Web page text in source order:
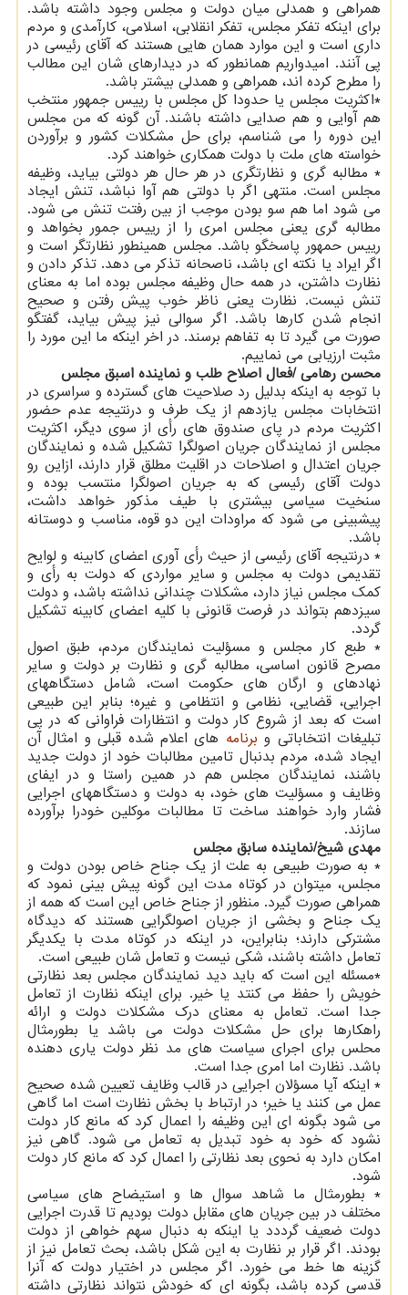
همراهی و همدلی میان دولت و مجلس وجود داشته باشد.
برای اینکه تفکر مجلس، تفکر انقلابی، اسلامی، کارآمدی و مردم
داری است و این موارد همان هایی هستند که آقای رئیسی در
پی آنند. امیدواریم همانطور که در دیدارهای شان این مطالب
را مطرح کرده اند، همراهی و همدلی بیشتر باشد.
*اکثریت مجلس یا حدودا کل مجلس با رییس جمهور منتخب
هم آوایی و هم صدایی داشته باشند. آن گونه که من مجلس
این دوره را می شناسم، برای حل مشکلات کشور و برآوردن
خواسته های ملت با دولت همکاری خواهند کرد.
* مطالبه گری و نظارتگری در هر حال هر دولتی بیاید، وظیفه
مجلس است. منتهی اگر با دولتی هم آوا نباشد، تنش ایجاد
می شود اما هم سو بودن موجب از بین رفتت تنش می شود.
مطالبه گری یعنی مجلس امری را از رییس جمور بخواهد و
رییس حمهور پاسخگو باشد. مجلس همینطور نظارتگر است و
اگر ایراد یا نکته ای باشد، ناصحانه تذکر می دهد. تذکر دادن و
نظارت داشتن، در همه حال وظیفه مجلس بوده اما به معنای
تنش نیست. نظارت یعنی ناظر خوب پیش رفتن و صحیح
انجام شدن کارها باشد. اگر سوالی نیز پیش بیاید، گفتگو
صورت می گیرد تا به تفاهم برسند. در اخر اینکه ما این مورد را
مثبت ارزیابی می نماییم.
محسن رهامی /فعال اصلاح طلب و نماینده اسبق مجلس
با توجه به اینکه بدلیل رد صلاحیت های گسترده و سراسری در
انتخابات مجلس یازدهم از یک طرف و درنتیجه عدم حضور
اکثریت مردم در پای صندوق های رأی از سوی دیگر، اکثریت
مجلس از نمایندگان جریان اصولگرا تشکیل شده و نمایندگان
جریان اعتدال و اصلاحات در اقلیت مطلق قرار دارند، ازاین رو
دولت آقای رئیسی که به جریان اصولگرا منتسب بوده و
سنخیت سیاسی بیشتری با طیف مذکور خواهد داشت،
پیشبینی می شود که مراودات این دو قوه، مناسب و دوستانه
باشد.
* درنتیجه آقای رئیسی از حیث رأی آوری اعضای کابینه و لوایح
تقدیمی دولت به مجلس و سایر مواردی که دولت به رأی و
کمک مجلس نیاز دارد، مشکلات چندانی نداشته باشد، و دولت
سیزدهم بتواند در فرصت قانونی با کلیه اعضای کابینه تشکیل
گردد.
* طبع کار مجلس و مسؤلیت نمایندگان مردم، طبق اصول
مصرح قانون اساسی، مطالبه گری و نظارت بر دولت و سایر
نهادهای و ارگان های حکومت است، شامل دستگاههای
اجرایی، قضایی، نظامی و انتظامی و غیره؛ بنابر این طبیعی
است که بعد از شروع کار دولت و انتظارات فراوانی که در پی
تبلیغات انتخاباتی و برنامه های اعلام شده قبلی و امثال آن
ایجاد شده، مردم بدنبال تامین مطالبات خود از دولت جدید
باشند، نمایندگان مجلس هم در همین راستا و در ایفای
وظایف و مسؤلیت های خود، به دولت و دستگاههای اجرایی
فشار وارد خواهند ساخت تا مطالبات موکلین خودرا برآورده
سازند.
مهدی شیخ/نماینده سابق مجلس
* به صورت طبیعی به علت از یک جناح خاص بودن دولت و
مجلس، میتوان در کوتاه مدت این گونه پیش بینی نمود که
همراهی صورت گیرد. منظور از جناح خاص این است که همه از
یک جناح و بخشی از جریان اصولگرایی هستند که دیدگاه
مشترکی دارند؛ بنابراین، در اینکه در کوتاه مدت با یکدیگر
تعامل داشته باشند، شکی نیست و تعامل شان طبیعی است.
*مسئله این است که باید دید نمایندگان مجلس بعد نظارتی
خویش را حفظ می کنتد یا خیر. برای اینکه نظارت از تعامل
جدا است. تعامل به معنای درک مشکلات دولت و ارائه
راهکارها برای حل مشکلات دولت می باشد یا بطورمثال
محلس برای اجرای سیاست های مد نظر دولت یاری دهنده
باشد. نظارت اما امری جدا است.
* اینکه آیا مسؤلان اجرایی در قالب وظایف تعیین شده صحیح
عمل می کنند یا خیر؛ در ارتباط با بخش نظارت است اما گاهی
می شود بگونه ای این وظیفه را اعمال کرد که مانع کار دولت
نشود که خود به خود تبدیل به تعامل می شود. گاهی نیز
امکان دارد به نحوی بعد نظارتی را اعمال کرد که مانع کار دولت
شود.
* بطورمثال ما شاهد سوال ها و استیضاح های سیاسی
مختلف در بین جریان های مقابل دولت بودیم تا قدرت اجرایی
دولت ضعیف گرددد یا اینکه به دنبال سهم خواهی از دولت
بودند. اگر قرار بر نظارت به این شکل باشد، بحث تعامل نیز از
گزینه ها خط می خورد. اگر مجلس در اختیار دولت که آنرا
قدسی کرده باشد، بگونه ای که خودش نتواند نظارتی داشته